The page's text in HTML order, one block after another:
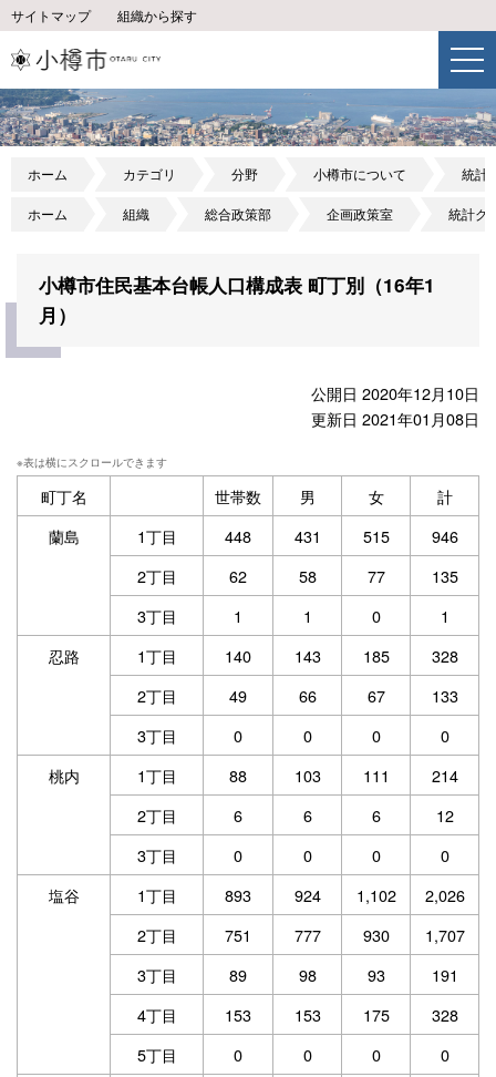
サイトマップ 組織から探す
ホーム カテゴリ 分野 小樽市について 統計
ホーム 組織 総合政策部 企画政策室 統計グ
小樽市住民基本台帳人口構成表 町丁別（16年1
月）
公開日 2020年12月10日
更新日 2021年01月08日
町丁名 世帯数 男 女
計
蘭島
1丁目 448 431 515
946
2丁目
62 58 77
135
3丁目
1 1 0
1
忍路
1丁目 140 143 185
328
2丁目
49 66 67
133
3丁目
0 0 0
0
桃内
1丁目 88 103 111
214
2丁目
6 6 6
12
3丁目
0 0 0
0
塩谷
1丁目 893 924 1,102
2,026
2丁目
751 777 930
1,707
3丁目
89 98 93
191
4丁目
153 153 175
328
5丁目
0 0 0
0